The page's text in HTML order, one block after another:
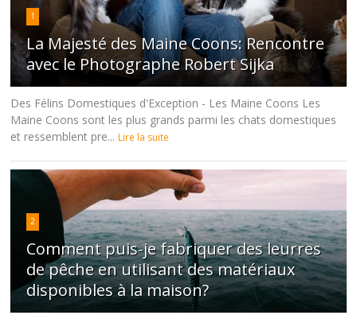
1
La Majesté des Maine Coons: Rencontre
avec le Photographe Robert Sijka
Des Félins Domestiques d'Exception - Les Maine Coons Les
Maine Coons sont les plus grands parmi les chats domestiques
et ressemblent pre... Lire la suite
2
Comment puis-je fabriquer des leurres
de pêche en utilisant des matériaux
disponibles à la maison?